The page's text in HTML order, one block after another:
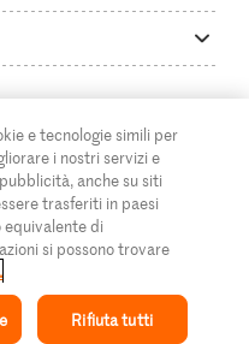
Il mio Migusto Menu
e tecnologie simili per
i nostri servizi e
anche su siti
trasferiti in paesi
di
si possono trovare
Rifiuta tutti